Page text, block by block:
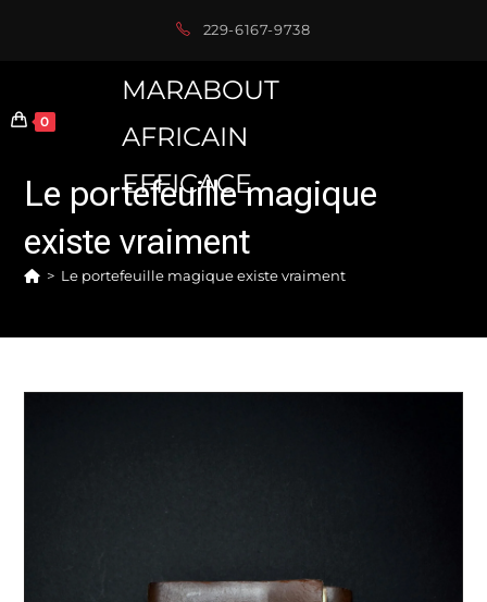
229-6167-9738
0
MARABOUT
AFRICAIN
EFFICACE
Le portefeuille magique
existe vraiment
> Le portefeuille magique existe vraiment